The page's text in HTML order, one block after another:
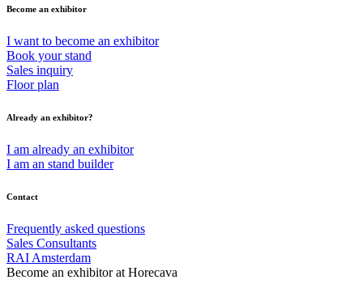
Become an exhibitor
I want to become an exhibitor
Book your stand
Sales inquiry
Floor plan
Already an exhibitor?
I am already an exhibitor
I am an stand builder
Contact
Frequently asked questions
Sales Consultants
RAI Amsterdam
Become an exhibitor at Horecava